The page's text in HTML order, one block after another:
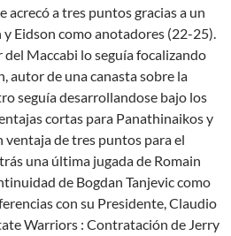
acrecó a tres puntos gracias a un
Eidson como anotadores (22-25).
Maccabi lo seguía focalizando
autor de una canasta sobre la
seguía desarrollandose bajo los
cortas para Panathinaikos y
de tres puntos para el
una última jugada de Romain
de Bogdan Tanjevic como
con su Presidente, Claudio
Warriors : Contratación de Jerry